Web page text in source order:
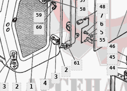
1
2
2
3
3
4
5
6
7
44
45
46
48
55
58
59
60
61